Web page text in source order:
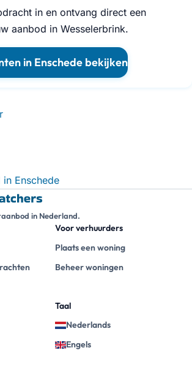
in en ontvang direct een
aanbod in Wesselerbrink.
in Enschede bekijken
Enschede
in Nederland.
Voor verhuurders
Plaats een woning
Beheer woningen
Taal
Nederlands
Engels